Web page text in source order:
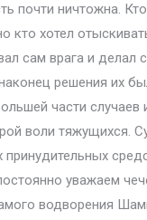
почти ничтожна.
кто хотел
сам врага и делал
решения их
части случаев
воли тяжущихся.
уважаем
водворения